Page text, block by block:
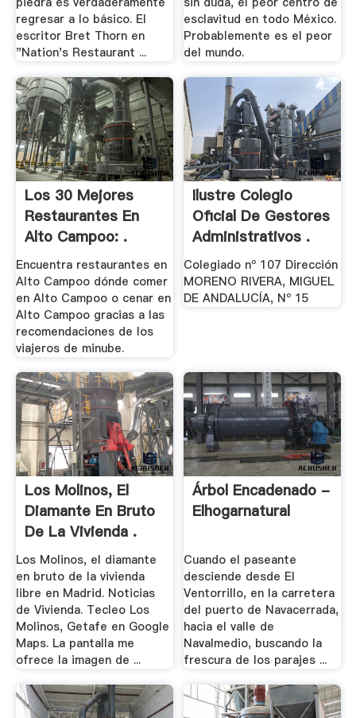
regresar a lo básico. El
escritor Bret Thorn en
"Nation's Restaurant ...
esclavitud en todo México.
Probablemente es el peor
del mundo.
Los 30 Mejores
Restaurantes En
Alto Campoo: .
Encuentra restaurantes en
Alto Campoo dónde comer
en Alto Campoo o cenar en
Alto Campoo gracias a las
recomendaciones de los
viajeros de minube.
Ilustre Colegio
Oficial De Gestores
Administrativos .
Colegiado nº 107 Dirección
MORENO RIVERA, MIGUEL
DE ANDALUCÍA, Nº 15
Los Molinos, El
Diamante En Bruto
De La Vivienda .
Los Molinos, el diamante
en bruto de la vivienda
libre en Madrid. Noticias
de Vivienda. Tecleo Los
Molinos, Getafe en Google
Maps. La pantalla me
ofrece la imagen de ...
Árbol Encadenado -
Elhogarnatural
Cuando el paseante
desciende desde El
Ventorrillo, en la carretera
del puerto de Navacerrada,
hacia el valle de
Navalmedio, buscando la
frescura de los parajes ...